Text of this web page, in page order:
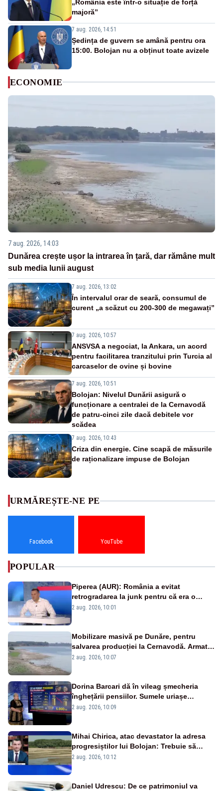
„România este într-o situație de forță
majoră”
7 aug. 2026, 14:51
Ședința de guvern se amână pentru ora
15:00. Bolojan nu a obținut toate avizele
ECONOMIE
7 aug. 2026, 14:03
Dunărea crește ușor la intrarea în țară, dar rămâne mult
sub media lunii august
7 aug. 2026, 13:02
În intervalul orar de seară, consumul de
curent „a scăzut cu 200-300 de megawați”
7 aug. 2026, 10:57
ANSVSA a negociat, la Ankara, un acord
pentru facilitarea tranzitului prin Turcia al
carcaselor de ovine și bovine
7 aug. 2026, 10:51
Bolojan: Nivelul Dunării asigură o
funcționare a centralei de la Cernavodă
de patru-cinci zile dacă debitele vor
scădea
7 aug. 2026, 10:43
Criza din energie. Cine scapă de măsurile
de raționalizare impuse de Bolojan
URMĂREȘTE-NE PE
Facebook YouTube
POPULAR
Piperea (AUR): România a evitat
retrogradarea la junk pentru că era o
catastrofă pentru bănci și fondurile de
2 aug. 2026, 10:01
Mobilizare masivă pe Dunăre, pentru
salvarea producției la Cernavodă. Armata
va detona o stâncă și va devia apa
2 aug. 2026, 10:07
Dorina Barcari dă în vileag șmecheria
înghețării pensiilor. Sumele uriașe
pierdute de fiecare român
2 aug. 2026, 10:09
Mihai Chirica, atac devastator la adresa
progresiștilor lui Bolojan: Trebuie să
protejăm și natura, dar nu șținem omaneii
2 aug. 2026, 10:12
Daniel Udrescu: De ce patrimoniul va